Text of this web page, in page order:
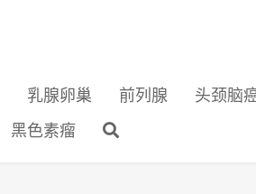
乳腺卵巢 前列腺 头颈脑
黑色素瘤